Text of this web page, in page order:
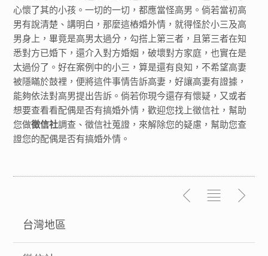
台灣地區
心懷了其的小孩。一切的一切，都應當怪高男。倘若當初高
男有說清楚、講明白，那麼這樁婚外情，就得怪於小三及高
男身上，畢竟是高男太過分，勾搭上第三者，且第三者在知
悉對方已婚下，還介入對方婚姻，破壞對方家庭，也實在是
太過份了。好在案例中的小三，算是還有良知，不希望高妻
被隱瞞於鼓裡，便將這件事情告訴高妻，好讓高妻有證據，
能夠依法對高男提出告訴。倘若你現今還存有懷疑，又或者
想要查看看配偶是否有搞婚外情，歡迎您找上徵信社，幫助
您做徵信社調查、徵信社蒐證，來解除您的疑慮，幫助您查
證您的配偶是否有搞婚外情。